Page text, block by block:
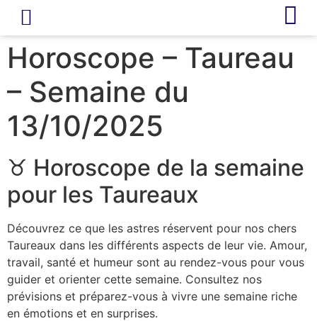
Horoscope – Taureau
– Semaine du
13/10/2025
♉ Horoscope de la semaine
pour les Taureaux
Découvrez ce que les astres réservent pour nos chers
Taureaux dans les différents aspects de leur vie. Amour,
travail, santé et humeur sont au rendez-vous pour vous
guider et orienter cette semaine. Consultez nos
prévisions et préparez-vous à vivre une semaine riche
en émotions et en surprises.